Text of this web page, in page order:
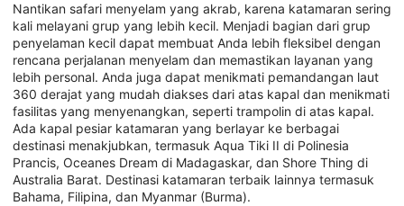
Nantikan safari menyelam yang akrab, karena katamaran sering
kali melayani grup yang lebih kecil. Menjadi bagian dari grup
penyelaman kecil dapat membuat Anda lebih fleksibel dengan
rencana perjalanan menyelam dan memastikan layanan yang
lebih personal. Anda juga dapat menikmati pemandangan laut
360 derajat yang mudah diakses dari atas kapal dan menikmati
fasilitas yang menyenangkan, seperti trampolin di atas kapal.
Ada kapal pesiar katamaran yang berlayar ke berbagai
destinasi menakjubkan, termasuk Aqua Tiki II di Polinesia
Prancis, Oceanes Dream di Madagaskar, dan Shore Thing di
Australia Barat. Destinasi katamaran terbaik lainnya termasuk
Bahama, Filipina, dan Myanmar (Burma).